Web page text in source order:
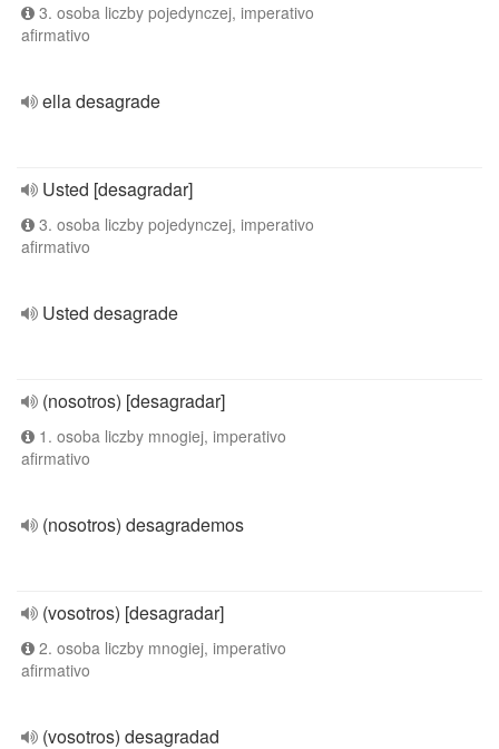
3. osoba liczby pojedynczej, imperativo
afirmativo
ella desagrade
Usted [desagradar]
3. osoba liczby pojedynczej, imperativo
afirmativo
Usted desagrade
(nosotros) [desagradar]
1. osoba liczby mnogiej, imperativo
afirmativo
(nosotros) desagrademos
(vosotros) [desagradar]
2. osoba liczby mnogiej, imperativo
afirmativo
(vosotros) desagradad